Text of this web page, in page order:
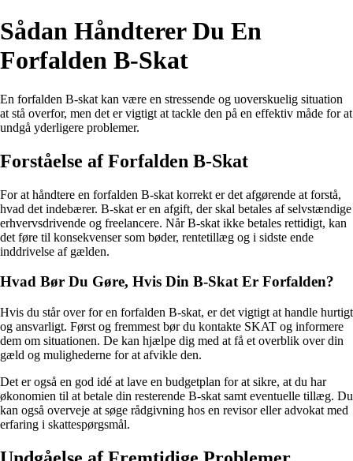
Sådan Håndterer Du En
Forfalden B-Skat
En forfalden B-skat kan være en stressende og uoverskuelig situation
at stå overfor, men det er vigtigt at tackle den på en effektiv måde for at
undgå yderligere problemer.
Forståelse af Forfalden B-Skat
For at håndtere en forfalden B-skat korrekt er det afgørende at forstå,
hvad det indebærer. B-skat er en afgift, der skal betales af selvstændige
erhvervsdrivende og freelancere. Når B-skat ikke betales rettidigt, kan
det føre til konsekvenser som bøder, rentetillæg og i sidste ende
inddrivelse af gælden.
Hvad Bør Du Gøre, Hvis Din B-Skat Er Forfalden?
Hvis du står over for en forfalden B-skat, er det vigtigt at handle hurtigt
og ansvarligt. Først og fremmest bør du kontakte SKAT og informere
dem om situationen. De kan hjælpe dig med at få et overblik over din
gæld og mulighederne for at afvikle den.
Det er også en god idé at lave en budgetplan for at sikre, at du har
økonomien til at betale din resterende B-skat samt eventuelle tillæg. Du
kan også overveje at søge rådgivning hos en revisor eller advokat med
erfaring i skattespørgsmål.